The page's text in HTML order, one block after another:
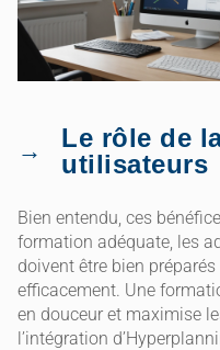
Le rôle de
utilisateurs
Bien entendu, ces
formation adéquate, les
doivent être bien
efficacement. Une
en douceur et maximise
l’intégration